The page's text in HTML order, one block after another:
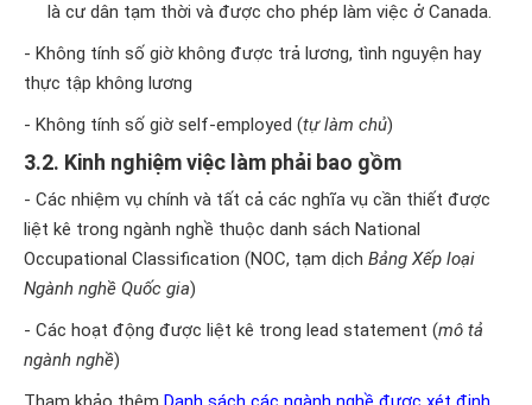
là cư dân tạm thời và được cho phép làm việc ở Canada.
- Không tính số giờ không được trả lương, tình nguyện hay
thực tập không lương
- Không tính số giờ self-employed (tự làm chủ)
3.2. Kinh nghiệm việc làm phải bao gồm
- Các nhiệm vụ chính và tất cả các nghĩa vụ cần thiết được
liệt kê trong ngành nghề thuộc danh sách National
Occupational Classification (NOC, tạm dịch Bảng Xếp loại
Ngành nghề Quốc gia)
- Các hoạt động được liệt kê trong lead statement (mô tả
ngành nghề)